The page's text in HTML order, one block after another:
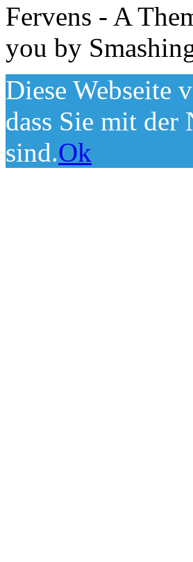
Fervens - A
you by
Diese Webseite
dass Sie mit der
sind.Ok